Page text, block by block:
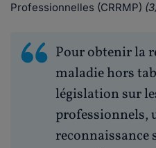
Professionnelles (CRRMP)
Pour obtenir la
maladie hors
législation sur
professionnels,
reconnaissance